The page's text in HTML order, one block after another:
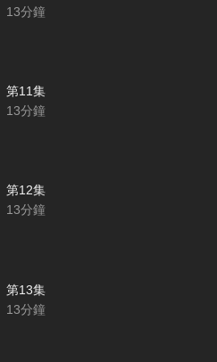
13分鐘
第11集
13分鐘
第12集
13分鐘
第13集
13分鐘